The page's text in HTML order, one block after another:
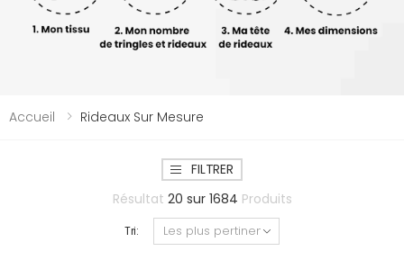
Accueil Rideaux Sur Mesure
FILTRER
Résultat 20 sur 1684 Produits
Tri: